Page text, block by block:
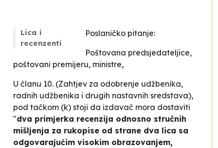
Lica i
recenzenti
Poslaničko pitanje:
Poštovana predsjedateljice,
poštovani premijeru, ministre,
U članu 10. (Zahtjev za odobrenje udžbenika,
radnih udžbenika i drugih nastavnih sredstava),
pod tačkom (k) stoji da izdavač mora dostaviti
"dva primjerka recenzija odnosno stručnih
mišljenja za rukopise od strane dva lica sa
odgovarajućim visokim obrazovanjem,